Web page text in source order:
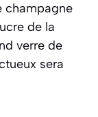
champagne
de la
verre de
sera